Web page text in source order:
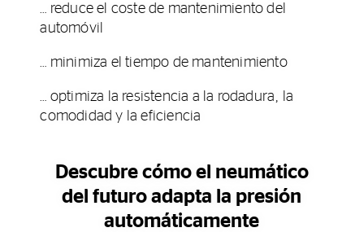
… reduce el coste de mantenimiento del
automóvil
… minimiza el tiempo de mantenimiento
… optimiza la resistencia a la rodadura, la
comodidad y la eficiencia
Descubre cómo el neumático
del futuro adapta la presión
automáticamente